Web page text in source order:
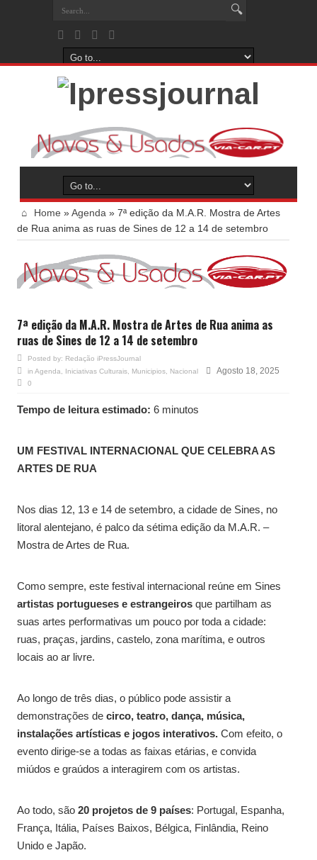
Home »Agenda » 7ª edição da M.A.R. Mostra de Artes
de Rua anima as ruas de Sines de 12 a 14 de setembro
7ª edição da M.A.R. Mostra de Artes de Rua anima as
ruas de Sines de 12 a 14 de setembro
Posted by: Redação iPressJournal
in Agenda Iniciativas Culturais Municipios Nacional Agosto 18, 2025
0
Tempo de leitura estimado: 6 minutos
UM FESTIVAL INTERNACIONAL QUE CELEBRA AS
ARTES DE RUA
Nos dias 12, 13 e 14 de setembro, a cidade de Sines, no
litoral alentejano, é palco da sétima edição da M.A.R. –
Mostra de Artes de Rua.
Como sempre, este festival internacional reúne em Sines
artistas portugueses e estrangeiros que partilham as
suas artes performativas um pouco por toda a cidade:
ruas, praças, jardins, castelo, zona marítima, e outros
locais ao ar livre.
Ao longo de três dias, o público pode assistir a
demonstrações de circo, teatro, dança, música,
instalações artísticas e jogos interativos. Com efeito, o
evento dirige-se a todas as faixas etárias, e convida
miúdos e graúdos a interagirem com os artistas.
Ao todo, são 20 projetos de 9 países: Portugal, Espanha,
França, Itália, Países Baixos, Bélgica, Finlândia, Reino
Unido e Japão.